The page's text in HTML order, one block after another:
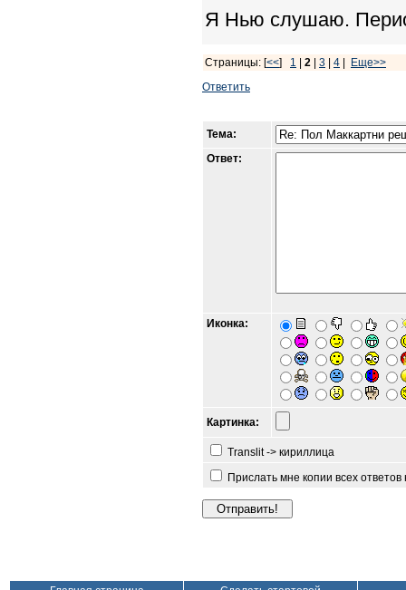
Я Нью слушаю.
Страницы: [<<] 1 2 3 4
Еще>>
Ответить
Тема:
Ответ:
Иконка:
Картинка:
Translit -> кириллица
Прислать мне копии всех